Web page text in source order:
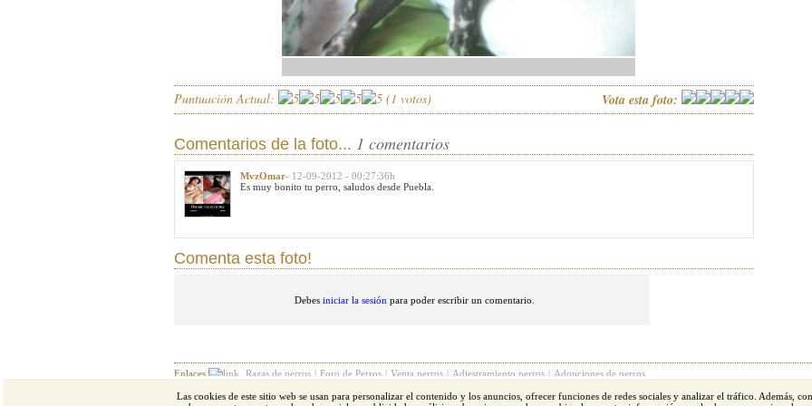
Puntuación Actual: (1 votos) Vota esta foto:
Comentarios de la foto... 1 comentarios
MvzOmar- 12-09-2012 - 00:27:36h
Es muy bonito tu perro, saludos desde Puebla.
Comenta esta foto!
Debes iniciar la sesión para poder escribir un comentario.
Enlaces Razas de perros | Foro de Perros | Venta perros | Adiestramiento perros | Adopciones de perros
Razas destacadas Pastor alemán | Bulldog | Bull terrier | Yorkshire | Boxer | San bernardo | Schnauzer | Golden Retriever Doberman |
Las cookies de este sitio web se usan para personalizar el contenido y los anuncios, ofrecer funciones de redes sociales y analizar el tráfico. Además,